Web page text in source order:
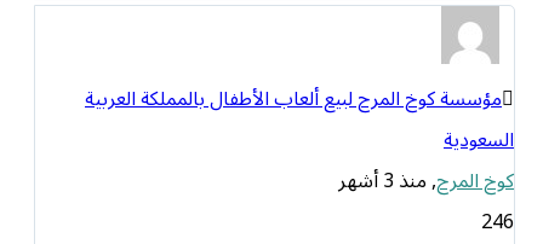
مؤسسة كوخ المرح لبيع ألعاب الأطفال بالمملكة العربية
السعودية
كوخ المرح, منذ 3 أشهر
246